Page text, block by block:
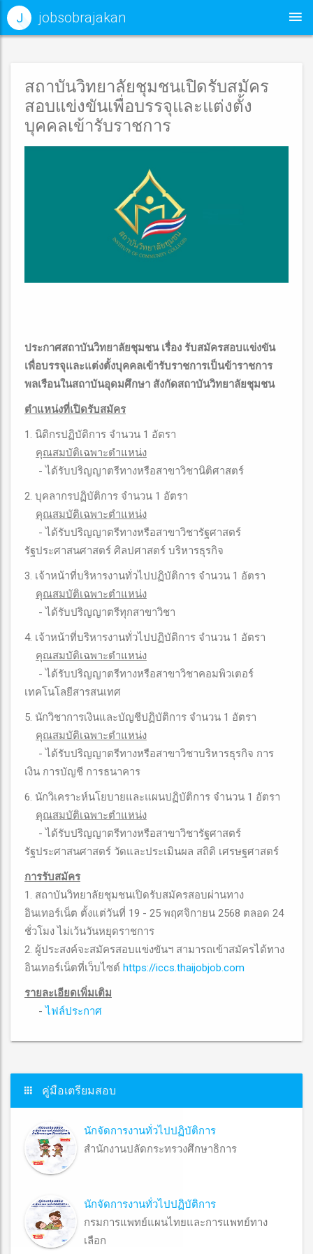
J jobsobrajakan
สถาบันวิทยาลัยชุมชนเปิดรับสมัคร
สอบแข่งขันเพื่อบรรจุและแต่งตั้ง
บุคคลเข้ารับราชการ
ประกาศสถาบันวิทยาลัยชุมชน เรื่อง รับสมัครสอบแข่งขัน
เพื่อบรรจุและแต่งตั้งบุคคลเข้ารับราชการเป็นข้าราชการ
พลเรือนในสถาบันอุดมศึกษา สังกัดสถาบันวิทยาลัยชุมชน
ตำแหน่งที่เปิดรับสมัคร
1. นิติกรปฏิบัติการ จำนวน 1 อัตรา
คุณสมบัติเฉพาะตําแหน่ง
- ได้รับปริญญาตรีทางหรือสาขาวิชานิติศาสตร์
2. บุคลากรปฏิบัติการ จำนวน 1 อัตรา
คุณสมบัติเฉพาะตําแหน่ง
- ได้รับปริญญาตรีทางหรือสาขาวิชารัฐศาสตร์
รัฐประศาสนศาสตร์ ศิลปศาสตร์ บริหารธุรกิจ
3. เจ้าหน้าที่บริหารงานทั่วไปปฏิบัติการ จำนวน 1 อัตรา
คุณสมบัติเฉพาะตําแหน่ง
- ได้รับปริญญาตรีทุกสาขาวิชา
4. เจ้าหน้าที่บริหารงานทั่วไปปฏิบัติการ จำนวน 1 อัตรา
คุณสมบัติเฉพาะตําแหน่ง
- ได้รับปริญญาตรีทางหรือสาขาวิชาคอมพิวเตอร์
เทคโนโลยีสารสนเทศ
5. นักวิชาการเงินและบัญชีปฏิบัติการ จำนวน 1 อัตรา
คุณสมบัติเฉพาะตําแหน่ง
- ได้รับปริญญาตรีทางหรือสาขาวิชาบริหารธุรกิจ การ
เงิน การบัญชี การธนาคาร
6. นักวิเคราะห์นโยบายและแผนปฏิบัติการ จำนวน 1 อัตรา
คุณสมบัติเฉพาะตําแหน่ง
- ได้รับปริญญาตรีทางหรือสาขาวิชารัฐศาสตร์
รัฐประศาสนศาสตร์ วัดและประเมินผล สถิติ เศรษฐศาสตร์
การรับสมัคร
1. สถาบันวิทยาลัยชุมชนเปิดรับสมัครสอบผ่านทาง
อินเทอร์เน็ต ตั้งแต่วันที่ 19 - 25 พฤศจิกายน 2568 ตลอด 24
ชั่วโมง ไม่เว้นวันหยุดราชการ
2. ผู้ประสงค์จะสมัครสอบแข่งขันฯ สามารถเข้าสมัครได้ทาง
อินเทอร์เน็ตที่เว็บไซต์ https://iccs.thaijobjob.com
รายละเอียดเพิ่มเติม
- ไฟล์ประกาศ
คู่มือเตรียมสอบ
นักจัดการงานทั่วไปปฏิบัติการ
สำนักงานปลัดกระทรวงศึกษาธิการ
นักจัดการงานทั่วไปปฏิบัติการ
กรมการแพทย์แผนไทยและการแพทย์ทาง
เลือก